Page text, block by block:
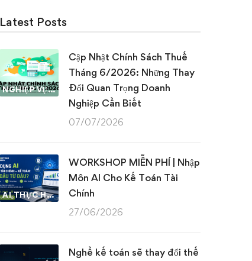
Latest Posts
NGHIỆP VỤ KẾ TOÁN & THUẾ
Cập Nhật Chính Sách Thuế
Tháng 6/2026: Những Thay
Đổi Quan Trọng Doanh
Nghiệp Cần Biết
07/07/2026
AI THỰC HÀNH
WORKSHOP MIỄN PHÍ | Nhập
Môn AI Cho Kế Toán Tài
Chính
27/06/2026
Nghề kế toán sẽ thay đổi thế